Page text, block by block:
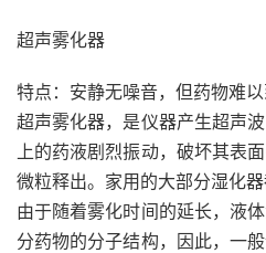
超声雾化器
特点：安静无噪音，但药物难以
超声雾化器，是仪器产生超声
上的药液剧烈振动，破坏其表
微粒释出。家用的大部分湿化器
由于随着雾化时间的延长，液
分药物的分子结构，因此，一